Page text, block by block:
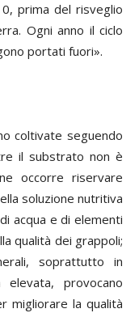
prima del risveglio
Ogni anno il ciclo
portati fuori».
coltivate seguendo
il substrato non è
occorre riservare
soluzione nutritiva
acqua e di elementi
qualità dei grappoli;
soprattutto in
elevata, provocano
migliorare la qualità